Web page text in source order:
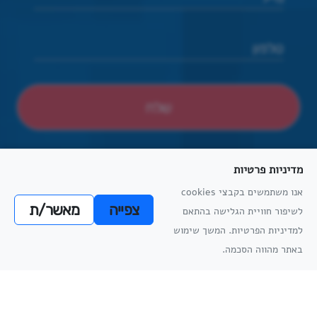
הצהרת נגישות
הסדרי נגישות פיזיים
מדיניות פרטיות
תקנון למניעת הטרדה מינית
מדיניות
מדיניות
הפרטיות
מדיניות פרטיות
אנו משתמשים בקבצי cookies
לשיפור חוויית הגלישה בהתאם
למדיניות הפרטיות. המשך שימוש
באתר מהווה הסכמה.
צפייה מאשר/ת